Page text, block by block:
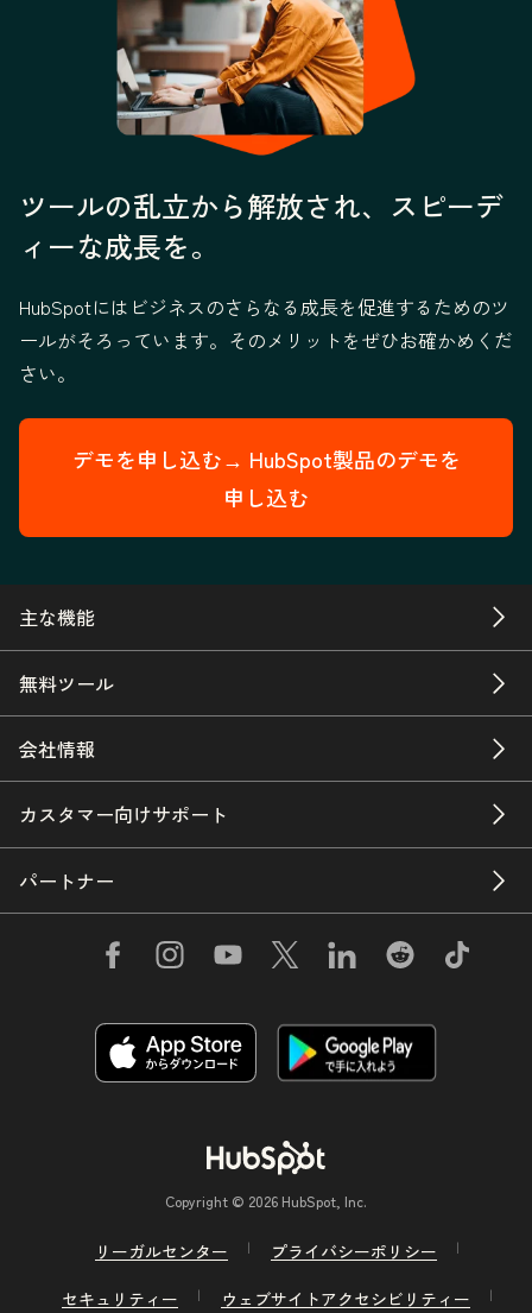
ツールの乱立から解放され、スピーデ
ィーな成長を。
HubSpotにはビジネスのさらなる成長を促進するためのツ
ールがそろっています。そのメリットをぜひお確かめくだ
さい。
デモを申し込む→ HubSpot製品のデモを
申し込む
主な機能
無料ツール
会社情報
カスタマー向けサポート
パートナー
Copyright © 2026 HubSpot, Inc.
リーガルセンター
プライバシーポリシー
セキュリティー
ウェブサイトアクセシビリティー